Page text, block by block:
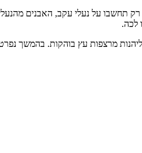
תחשבו על נעלי עקב, האבנים
לכה.
ליהנות מרצפות עץ בוהקות. בהמשך